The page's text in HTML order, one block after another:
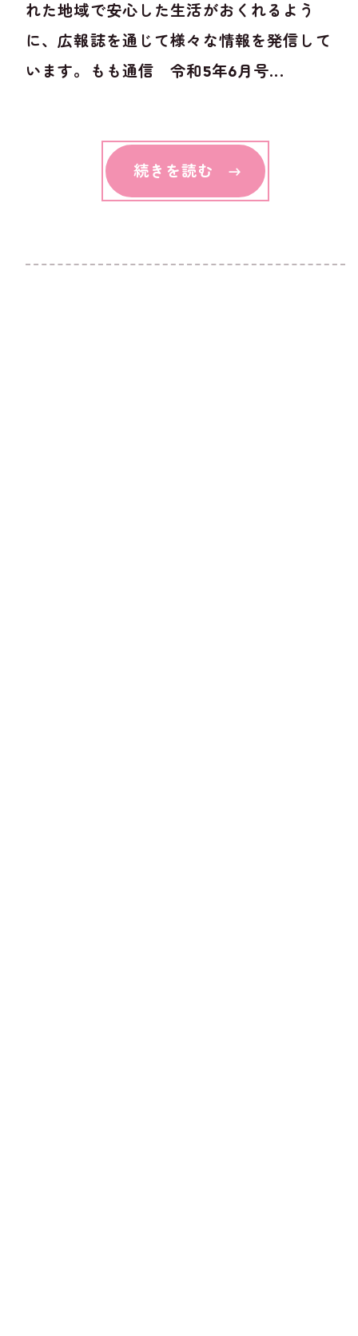
れた地域で安心した生活がおくれるよう
に、広報誌を通じて様々な情報を発信して
います。もも通信 令和5年6月号...
続きを読む